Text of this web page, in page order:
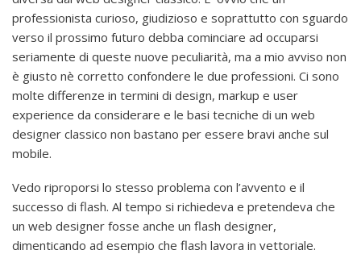
professionista curioso, giudizioso e soprattutto con sguardo
verso il prossimo futuro debba cominciare ad occuparsi
seriamente di queste nuove peculiarità, ma a mio avviso non
è giusto nè corretto confondere le due professioni. Ci sono
molte differenze in termini di design, markup e user
experience da considerare e le basi tecniche di un web
designer classico non bastano per essere bravi anche sul
mobile.
Vedo riproporsi lo stesso problema con l’avvento e il
successo di flash. Al tempo si richiedeva e pretendeva che
un web designer fosse anche un flash designer,
dimenticando ad esempio che flash lavora in vettoriale.